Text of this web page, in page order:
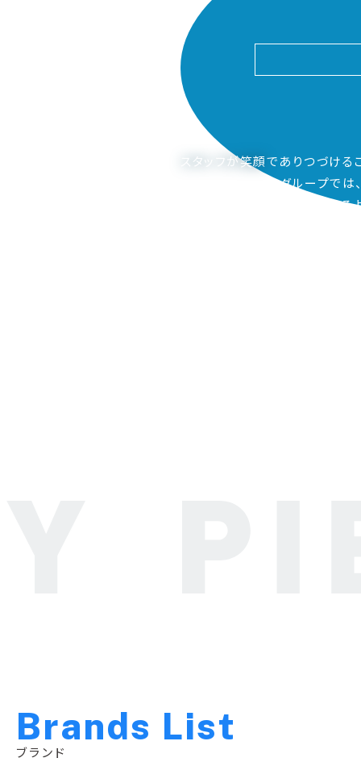
スタッフが笑顔でありつづける
ピアーサーティーグループでは
ご家族も笑顔になってもらえる
Brands List
ブランド